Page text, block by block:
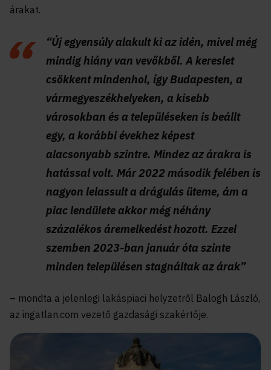
árakat.
“Új egyensúly alakult ki az idén, mivel még
mindig hiány van vevőkből. A kereslet
csökkent mindenhol, így Budapesten, a
vármegyeszékhelyeken, a kisebb
városokban és a településeken is beállt
egy, a korábbi évekhez képest
alacsonyabb szintre. Mindez az árakra is
hatással volt. Már 2022 második felében is
nagyon lelassult a drágulás üteme, ám a
piac lendülete akkor még néhány
százalékos áremelkedést hozott. Ezzel
szemben 2023-ban január óta szinte
minden településen stagnáltak az árak”
– mondta a jelenlegi lakáspiaci helyzetről Balogh László,
az ingatlan.com vezető gazdasági szakértője.